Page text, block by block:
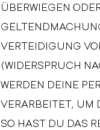
ÜBERWIEGEN
VERTEIDIGUNG
(WIDERSPRUCH
WERDEN DEINE
VERARBEITET, UM
SO HAST DU DAS